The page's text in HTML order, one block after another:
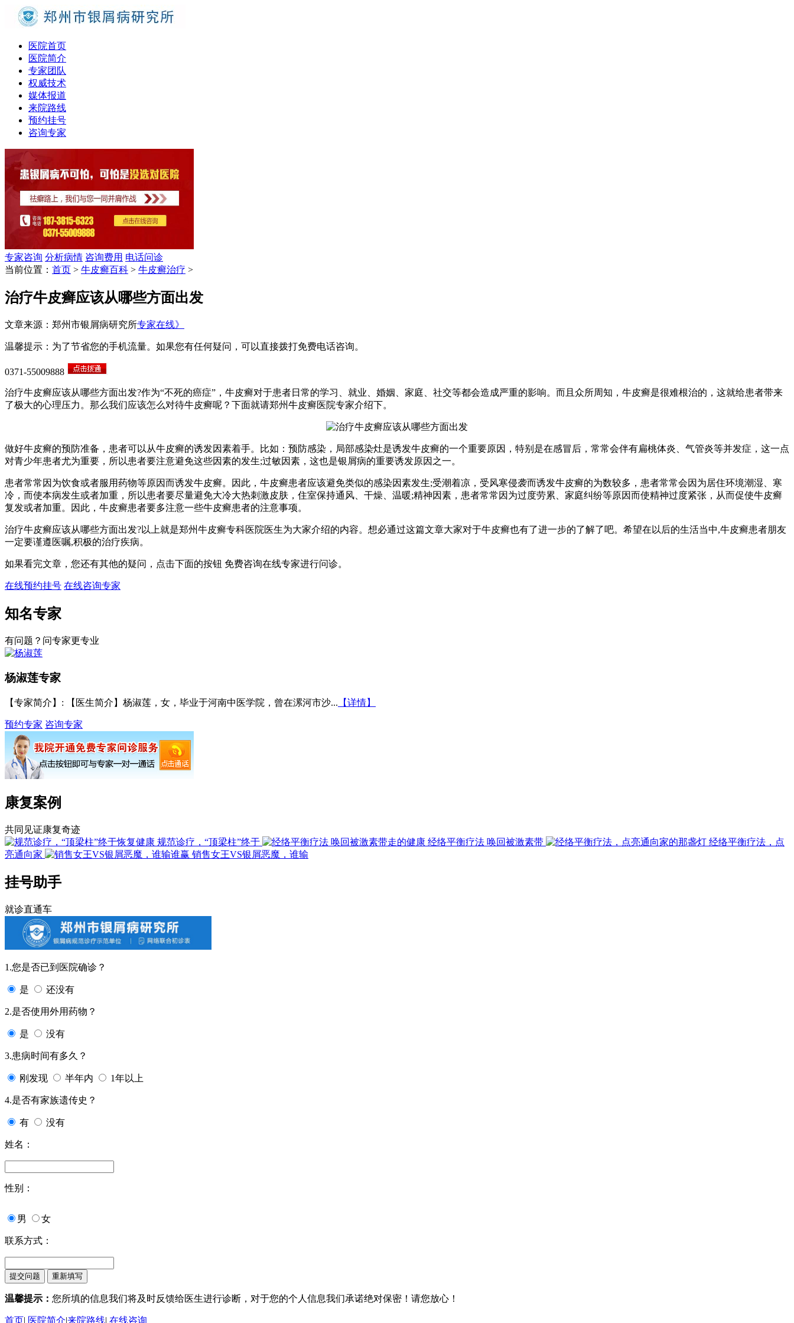
医院首页
医院简介
专家团队
权威技术
媒体报道
来院路线
预约挂号
咨询专家
专家咨询 分析病情 咨询费用 电话问诊
当前位置： 首页 > 牛皮癣百科 > 牛皮癣治疗 >
治疗牛皮癣应该从哪些方面出发
文章来源：郑州市银屑病研究所专家在线》
温馨提示：为了节省您的手机流量。如果您有任何疑问，可以直接拨打免费电话咨询。
0371-55009888
治疗牛皮癣应该从哪些方面出发?作为“不死的癌症”，牛皮癣对于患者日常的学习、就业、婚姻、家庭、社交等都会造成严重的影响。而且众所周知，牛皮癣是很难根治的，这就给患者带来
了极大的心理压力。那么我们应该怎么对待牛皮癣呢？下面就请郑州牛皮癣医院专家介绍下。
做好牛皮癣的预防准备，患者可以从牛皮癣的诱发因素着手。比如：预防感染，局部感染灶是诱发牛皮癣的一个重要原因，特别是在感冒后，常常会伴有扁桃体炎、气管炎等并发症，这一点
对青少年患者尤为重要，所以患者要注意避免这些因素的发生;过敏因素，这也是银屑病的重要诱发原因之一。
患者常常因为饮食或者服用药物等原因而诱发牛皮癣。因此，牛皮癣患者应该避免类似的感染因素发生;受潮着凉，受风寒侵袭而诱发牛皮癣的为数较多，患者常常会因为居住环境潮湿、寒
冷，而使本病发生或者加重，所以患者要尽量避免大冷大热刺激皮肤，住室保持通风、干燥、温暖;精神因素，患者常常因为过度劳累、家庭纠纷等原因而使精神过度紧张，从而促使牛皮癣
复发或者加重。因此，牛皮癣患者要多注意一些牛皮癣患者的注意事项。
治疗牛皮癣应该从哪些方面出发?以上就是郑州牛皮癣专科医院医生为大家介绍的内容。想必通过这篇文章大家对于牛皮癣也有了进一步的了解了吧。希望在以后的生活当中,牛皮癣患者朋友
一定要谨遵医嘱,积极的治疗疾病。
如果看完文章，您还有其他的疑问，点击下面的按钮 免费咨询在线专家进行问诊。
在线预约挂号 在线咨询专家
知名专家
有问题？问专家更专业
杨淑莲专家
【专家简介】 : 【医生简介】杨淑莲，女，毕业于河南中医学院，曾在漯河市沙... 【详情】
预约专家 咨询专家
康复案例
共同见证康复奇迹
规范诊疗，“顶梁柱”终于
经络平衡疗法 唤回被激素带
经络平衡疗法，点
亮通向家
销售女王VS银屑恶魔，谁输
挂号助手
就诊直通车
1.您是否已到医院确诊？
是 还没有
2.是否使用外用药物？
是 没有
3.患病时间有多久？
刚发现 半年内 1年以上
4.是否有家族遗传史？
有 没有
姓名：
性别：
男 女
联系方式：
温馨提示： 您所填的信息我们将及时反馈给医生进行诊断，对于您的个人信息我们承诺绝对保密！请您放心！
首页| 医院简介|来院路线| 在线咨询